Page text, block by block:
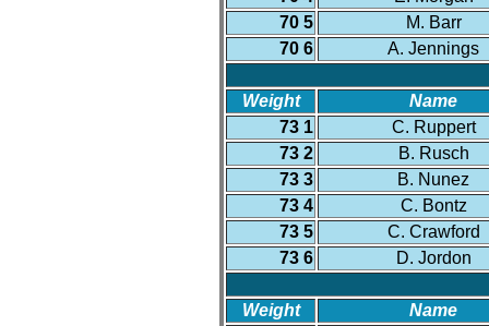
70 5
M. Barr
70 6
A. Jennings
Weight
Name
73 1
C. Ruppert
73 2
B. Rusch
73 3
B. Nunez
73 4
C. Bontz
73 5
C. Crawford
73 6
D. Jordon
Weight
Name